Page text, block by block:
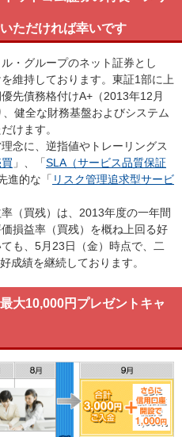
ただければ幸いです
・グループのネット証券とし
維持しております。東証1部に上
先債務格付けA+（2013年12月
健全な財務基盤およびシステム
けます。
念に、逆指値やトレーリングス
」、「SLA（サービス品質保証
進的な「 リスク管理追求型サービ
（買残）は、2013年度の一年間
損益率（買残）を概ね上回る好
も、5月23日（金）時点で、二
成績を継続しております。
大10,000円プレゼントキャ